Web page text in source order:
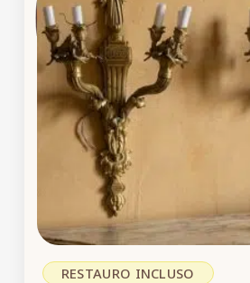
RESTAURO INCLUSO